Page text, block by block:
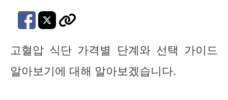
고혈압 식단 가격별 단계와 선택 가이드
알아보기에 대해 알아보겠습니다.